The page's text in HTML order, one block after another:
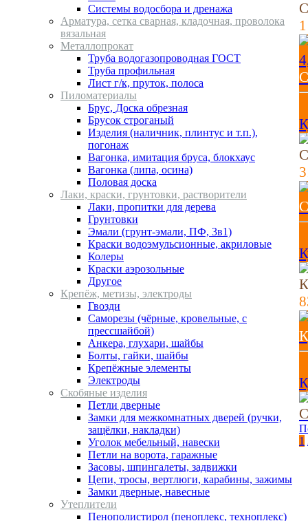
Системы водосбора и дренажа
Арматура, сетка сварная, кладочная, проволока
вязальная
Металлопрокат
Труба водогазопроводная ГОСТ
Труба профильная
Лист г/к, пруток, полоса
Пиломатериалы
Брус, Доска обрезная
Брусок строганый
Изделия (наличник, плинтус и т.п.),
погонаж
Вагонка, имитация бруса, блокхаус
Вагонка (липа, осина)
Половая доска
Лаки, краски, грунтовки, растворители
Лаки, пропитки для дерева
Грунтовки
Эмали (грунт-эмали, ПФ, 3в1)
Краски водоэмульсионные, акриловые
Колеры
Краски аэрозольные
Другое
Крепёж, метизы, электроды
Гвозди
Cаморезы (чёрные, кровельные, с
прессшайбой)
Анкера, глухари, шайбы
Болты, гайки, шайбы
Крепёжные элементы
Электроды
Скобяные изделия
Петли дверные
Замки для межкомнатных дверей (ручки,
защёлки, накладки)
Уголок мебельный, навески
Петли на ворота, гаражные
Засовы, шпингалеты, задвижки
Цепи, тросы, вертлюги, карабины, зажимы
Замки дверные, навесные
Утеплители
Пенополистирол (пеноплекс, техноплекс)
1